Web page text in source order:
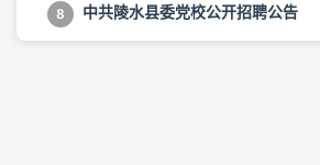
8 中共陵水县委党校公开招聘公告